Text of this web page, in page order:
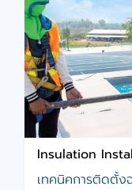
Insulation
เทคนิคการติดตั้